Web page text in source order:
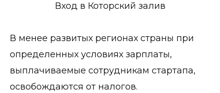
Вход в Которский залив
В менее развитых регионах страны при
определенных условиях зарплаты,
выплачиваемые сотрудникам стартапа,
освобождаются от налогов.